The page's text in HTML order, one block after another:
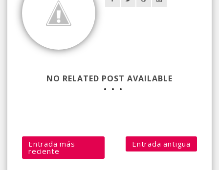
NO RELATED POST AVAILABLE
Entrada más
reciente
Entrada antigua